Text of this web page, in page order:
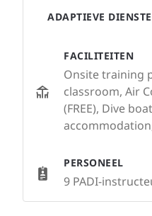
ADAPTIEVE
FACILITEITEN
Onsite training
classroom, Air
(FREE), Dive
PERSONEEL
9 PADI-